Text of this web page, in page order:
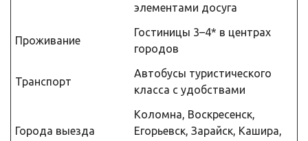
элементами досуга
Проживание
Гостиницы 3–4* в центрах
городов
Транспорт
Автобусы туристического
класса с удобствами
Города выезда
Коломна, Воскресенск,
Егорьевск, Зарайск, Кашира,